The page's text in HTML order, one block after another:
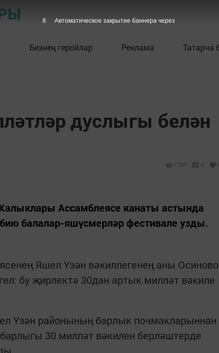
Безнең геройлар Реклама Татарча
дуслыгы белән
1757 0
Ассамблеясе канаты астында
балалар-яшүсмерләр фестивале узды.
Яшел Үзән вәкиллегенең аны Осиново
бу җирлектә 30дан артык милләт вәкиле
Үзән районының барлык почмакларыннан
30 милләт вәкилен берләштерде
7 Автоматическое закрытие баннера через